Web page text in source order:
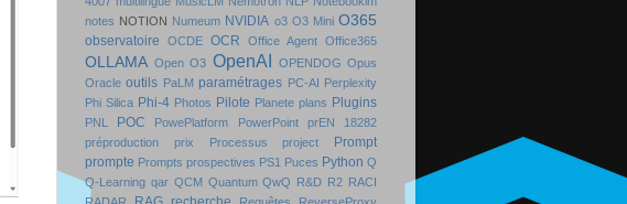
notes NOTION Numeum NVIDIA o3 O3 Mini O365
observatoire OCDE OCR Office Agent Office365
OLLAMA Open O3 OpenAI OPENDOG Opus
Oracle outils PaLM paramétrages PC-AI Perplexity
Phi Silica Phi-4 Photos Pilote Planete plans Plugins
PNL POC PowePlatform PowerPoint
prEN 18282
préproduction
prix Processus project
Prompt
prompte Prompts prospectives PS1 Puces Python Q
Q-Learning qar QCM Quantum QwQ R&D R2 RACI